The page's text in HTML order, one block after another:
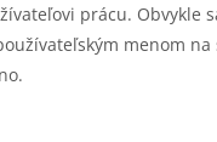
prácu. Obvykle
menom